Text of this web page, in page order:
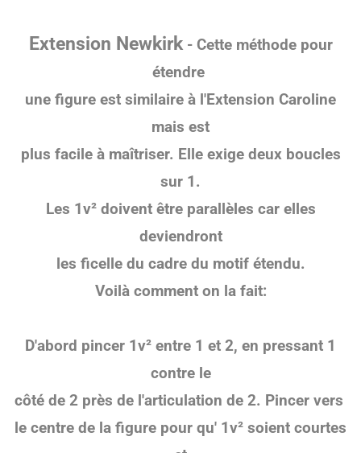
Extension Newkirk- Cette méthode pour
étendre
une figure est similaire à l'Extension Caroline
mais est
plus facile à maîtriser. Elle exige deux boucles
sur 1.
Les 1v² doivent être parallèles car elles
deviendront
les ficelle du cadre du motif étendu.
Voilà comment on la fait:
D'abord pincer 1v² entre 1 et 2, en pressant 1
contre le
côté de 2 près de l'articulation de 2. Pincer vers
le centre de la figure pour qu' 1v² soient courtes